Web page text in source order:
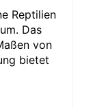
Reptilien
Das
von
bietet